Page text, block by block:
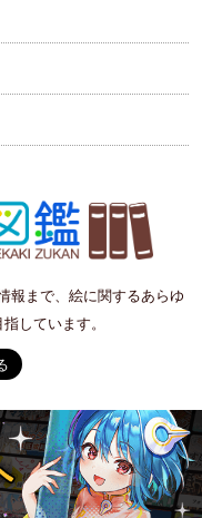
報まで、絵に関するあらゆ
しています。